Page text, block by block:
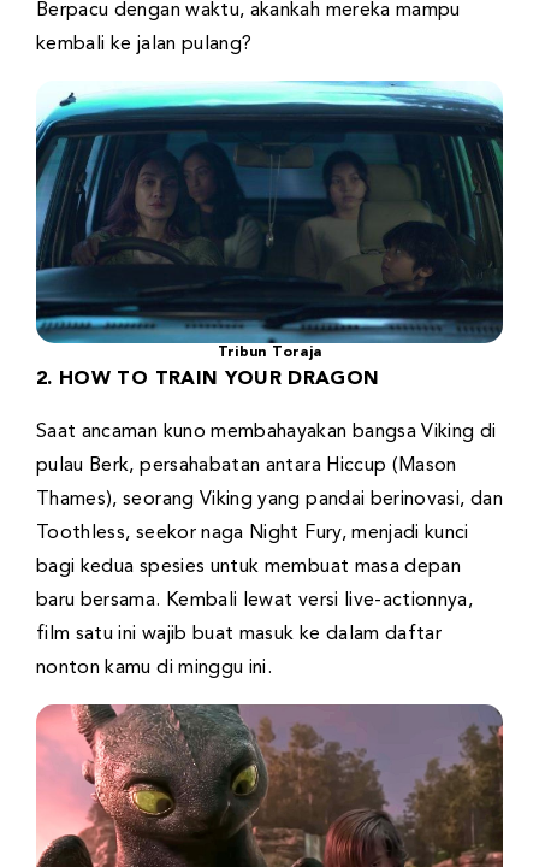
Berpacu dengan waktu, akankah mereka mampu
kembali ke jalan pulang?
Tribun Toraja
2. HOW TO TRAIN YOUR DRAGON
Saat ancaman kuno membahayakan bangsa Viking di
pulau Berk, persahabatan antara Hiccup (Mason
Thames), seorang Viking yang pandai berinovasi, dan
Toothless, seekor naga Night Fury, menjadi kunci
bagi kedua spesies untuk membuat masa depan
baru bersama. Kembali lewat versi live-actionnya,
film satu ini wajib buat masuk ke dalam daftar
nonton kamu di minggu ini.